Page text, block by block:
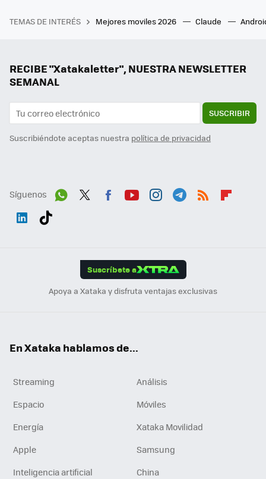
TEMAS DE INTERÉS Mejores moviles 2026 Claude
RECIBE "Xatakaletter", NUESTRA NEWSLETTER
SEMANAL
SUSCRIBIR
Suscribiéndote aceptas nuestra política de privacidad
Síguenos
Suscríbete a
Apoya a Xataka y disfruta ventajas exclusivas
En Xataka hablamos de...
Streaming
Análisis
Espacio
Móviles
Energía
Xataka Movilidad
Apple
Samsung
Inteligencia artificial
China